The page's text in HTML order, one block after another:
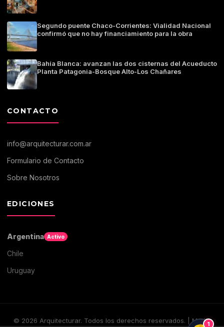
Segundo puente Chaco-Corrientes: Vialidad Nacional
confirmó que no hay financiamiento para la obra
Bahía Blanca: avanzan las dos cisternas del Acueducto
Planta Patagonia-Bosque Alto-Los Chañares
CONTACTO
info@arquitecturar.com.ar
Formulario de Contacto
Sobre Nosotros
EDICIONES
Argentina Activo
Chile
Uruguay
© 2026 Arquitecturar. Todos los derechos reservados. | Medio
1